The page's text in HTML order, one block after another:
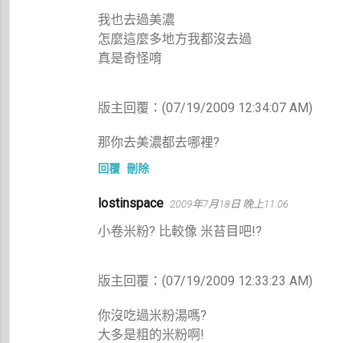
我也去過美濃
怎麼這麼多地方我都沒去過
真是奇怪唷
版主回覆：(07/19/2009 12:34:07 AM)
那你去美濃都去哪裡?
回覆 刪除
lostinspace 2009年7月18日 晚上11:06
小卷米粉? 比較像 米苔目吧!?
版主回覆：(07/19/2009 12:33:23 AM)
你沒吃過米粉湯嗎?
大多是粗的米粉啊!